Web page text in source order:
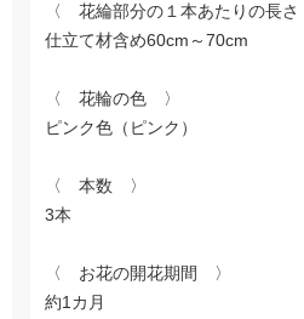
〈 花綸部分の１本あたりの長
仕立て材含め60cm～70cm
〈 花輪の色 〉
ピンク色（ピンク）
〈 本数 〉
3本
〈 お花の開花期間 〉
約1カ月